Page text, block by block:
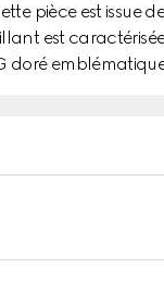
pièce est issue
est
doré